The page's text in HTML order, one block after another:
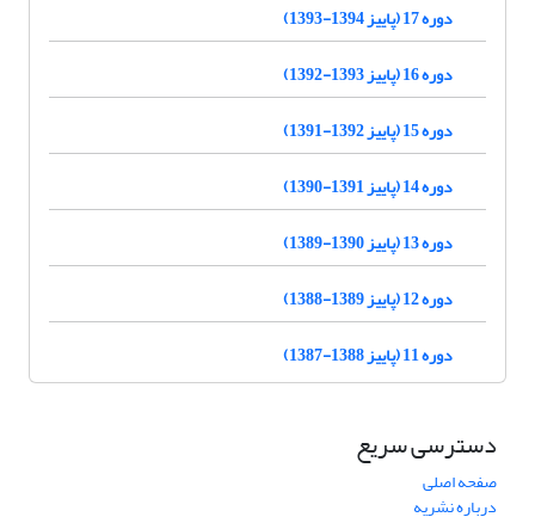
دوره 17 (پاییز 1394-1393)
دوره 16 (پاییز 1393-1392)
دوره 15 (پاییز 1392-1391)
دوره 14 (پاییز 1391-1390)
دوره 13 (پاییز 1390-1389)
دوره 12 (پاییز 1389-1388)
دوره 11 (پاییز 1388-1387)
دسترسی سریع
صفحه اصلی
درباره نشریه